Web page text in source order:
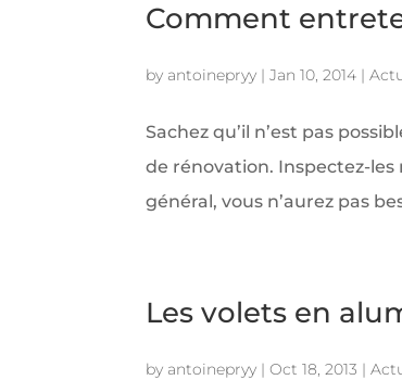
Comment
by antoinepryy |Jan 10, 2014 |
Sachez qu’il n’est pas
de rénovation. Inspectez-
général, vous n’aurez pas
Les volets en
by antoinepryy |Oct 18, 2013 |